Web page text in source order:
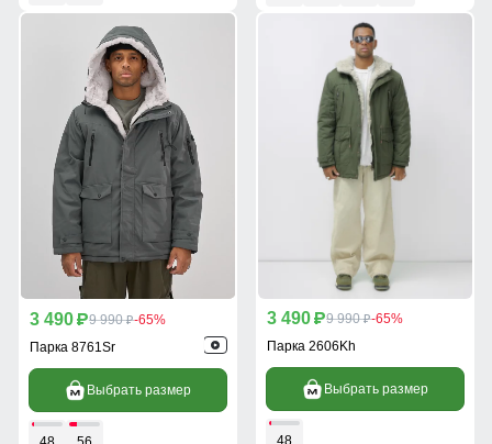
3 490 p9 990 p-65%
Парка 8761Sr
Выбрать размер
3 490 p9 990 p-65%
Парка 2606Kh
Выбрать размер
48